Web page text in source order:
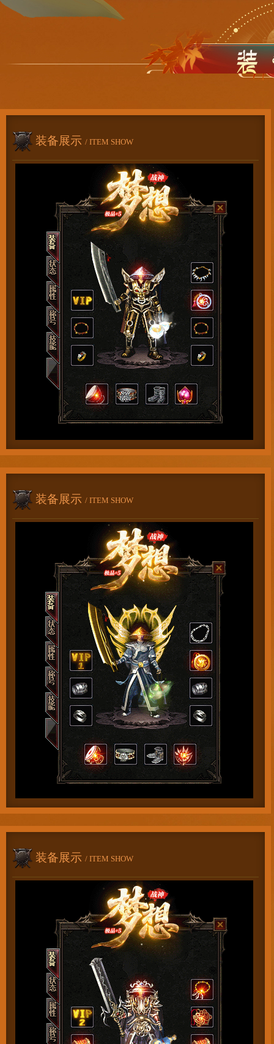
装备展示 / ITEM SHOW
装备展示 / ITEM SHOW
装备展示 / ITEM SHOW